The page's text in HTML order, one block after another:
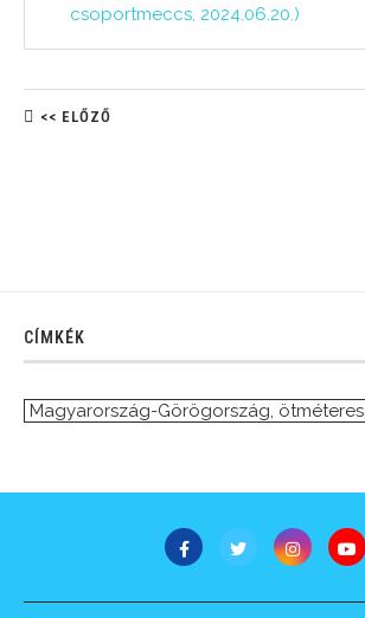
csoportmeccs, 2024.06.20.)
<< ELŐZŐ
CÍMKÉK
Magyarország-Görögország ötméteres